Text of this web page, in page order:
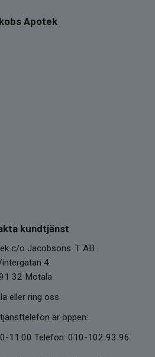
Apotek
kundtjänst
c/o Jacobsons. T AB
4
32 Motala
eller ring oss
är öppen:
11.00 Telefon: 010-102 93 96